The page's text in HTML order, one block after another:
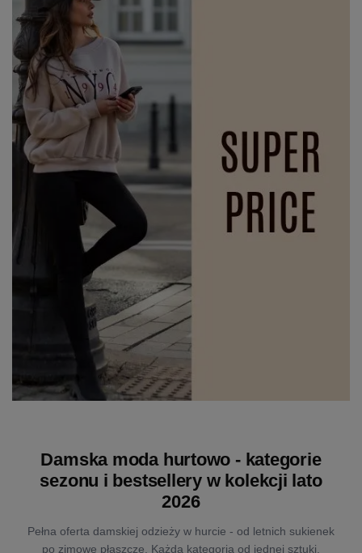
Damska moda hurtowo - kategorie
sezonu i bestsellery w kolekcji lato
2026
Pełna oferta damskiej odzieży w hurcie - od letnich sukienek
po zimowe płaszcze. Każda kategoria od jednej sztuki,